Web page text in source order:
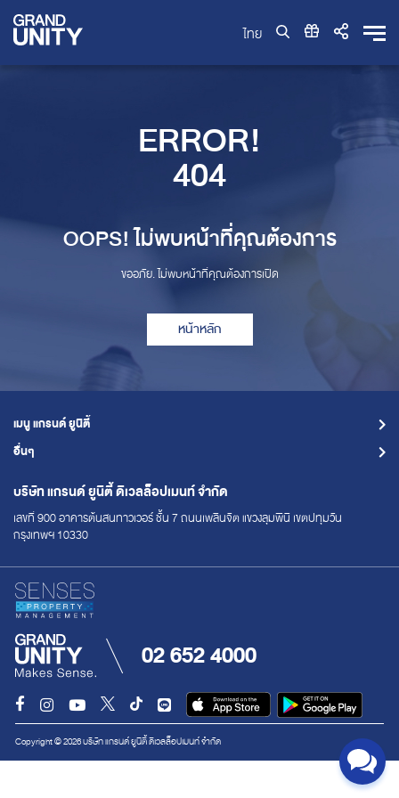
ไทย
ERROR!
404
OOPS! ไม่พบหน้าที่คุณต้องการ
ขออภัย. ไม่พบหน้าที่คุณต้องการเปิด
หน้าหลัก
เมนู แกรนด์ ยูนิตี้
อื่นๆ
บริษัท แกรนด์ ยูนิตี้ดิเวลล็อปเมนท์ จำกัด
เลขที่ 900 อาคารต้นสนทาวเวอร์ ชั้น 7ถนนเพลินจิต แขวงลุมพินี เขตปทุมวัน
กรุงเทพฯ 10330
02 652 4000
Copyright © 2026 บริษัท แกรนด์ ยูนิตี้ ดิเวลล็อปเมนท์ จำกัด